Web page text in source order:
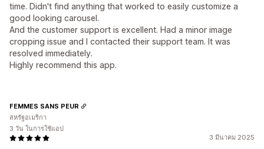
time. Didn't find anything that worked to easily customize a
good looking carousel.
And the customer support is excellent. Had a minor image
cropping issue and I contacted their support team. It was
resolved immediately.
Highly recommend this app.
3 มีนาคม 2025
FEMMES SANS PEUR
สหรัฐอเมริกา
3 วัน ในการใช้แอป